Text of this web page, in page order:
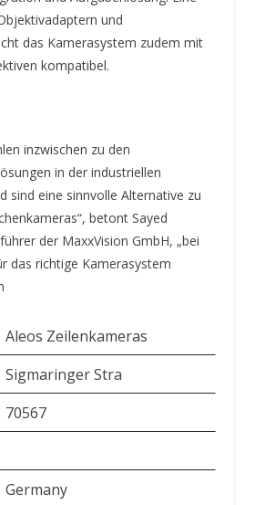
und
das Kamerasystem zudem mit
kompatibel.
inzwischen zu den
in der industriellen
sind eine sinnvolle Alternative zu
betont Sayed
der MaxxVision GmbH, „bei
das richtige Kamerasystem
Aleos Zeilenkameras
Sigmaringer Stra
70567
Germany